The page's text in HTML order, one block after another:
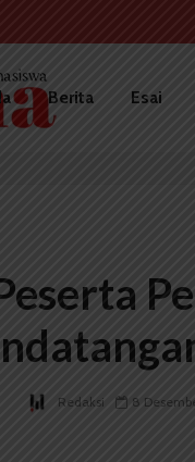
Berita Esai
Redaksi 8